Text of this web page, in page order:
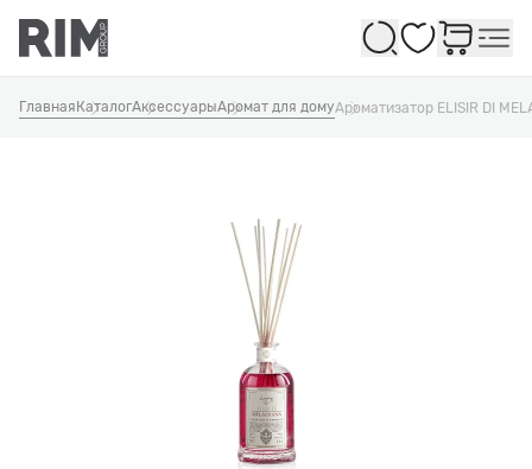
Избранное
Главная КаталогАксессуарыАромат для домуАроматизатор ELISIR DI